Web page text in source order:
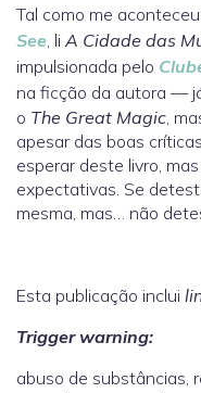
Tal como me
See, li A Cidade das
impulsionada pelo
na ficção da autora —
o The Great Magic,
apesar das boas
esperar deste livro,
expectativas. Se
mesma, mas… não
Esta publicação inclui
Trigger warning:
abuso de substâncias,